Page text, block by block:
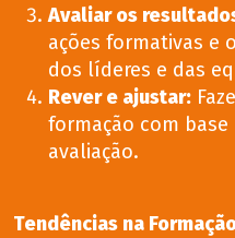
Avaliar os
ações formativas e
dos líderes e das
Rever e ajustar:
formação com
avaliação.
Tendências na